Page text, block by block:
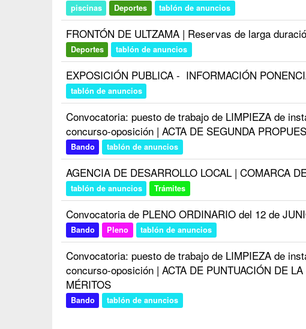
piscinas Deportes tablón de anuncios
FRONTÓN DE ULTZAMA | Reservas de larga
Deportes tablón de anuncios
EXPOSICIÓN PUBLICA - INFORMACIÓN
tablón de anuncios
Convocatoria: puesto de trabajo de LIMPIEZA de
concurso-oposición | ACTA DE SEGUNDA
Bando tablón de anuncios
AGENCIA DE DESARROLLO LOCAL | COMARCA
tablón de anuncios Trámites
Convocatoria de PLENO ORDINARIO del 12 de
Bando Pleno tablón de anuncios
Convocatoria: puesto de trabajo de LIMPIEZA de
concurso-oposición | ACTA DE PUNTUACIÓN DE
MÉRITOS
Bando tablón de anuncios